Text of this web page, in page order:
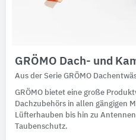
GRÖMO Dach- und
Aus der Serie GRÖMO
GRÖMO bietet eine große
Dachzubehörs in allen gängigen
Lüfterhauben bis hin zu
Taubenschutz.